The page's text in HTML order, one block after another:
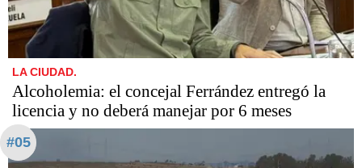
LA CIUDAD.
Alcoholemia: el concejal Ferrández entregó la
licencia y no deberá manejar por 6 meses
#05